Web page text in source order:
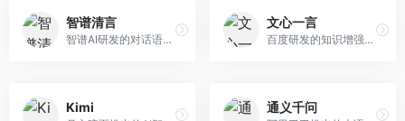
智谱清言
智谱AI研发的对话语言模型，支持中英双语交互。面向中文用户和开发者，提供知识问答、代码编写、文档解读等服务，开源生态完善，学术研究背景深厚。
文心一言
百度研发的知识增强大语言模型，深度融合百度知识图谱和搜索能力。面向中文用户，提供知识问答、文本创作、逻辑推理等服务，中文语境理解准确，知识覆盖面广。
Kimi 通义千问